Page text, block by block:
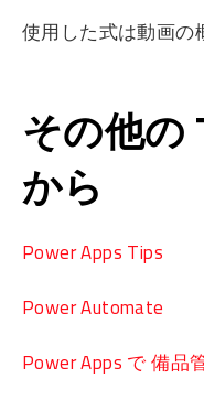
使用した式は動画の
その他の
から
Power Apps Tips
Power Automate
Power Apps で 備品